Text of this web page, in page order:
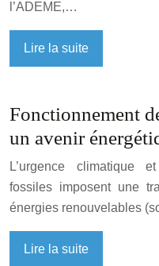
l’ADEME,…
Lire la suite
Fonctionnement
un avenir
L’urgence climatique
fossiles imposent une
énergies renouvelables
Lire la suite